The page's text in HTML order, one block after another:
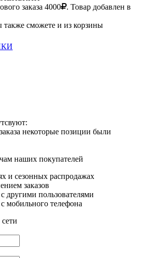
заказа 4000
. Товар добавлен в
также сможете и из корзины
некоторые позиции были
наших покупателей
и сезонных распродажах
заказов
другими пользователями
мобильного телефона